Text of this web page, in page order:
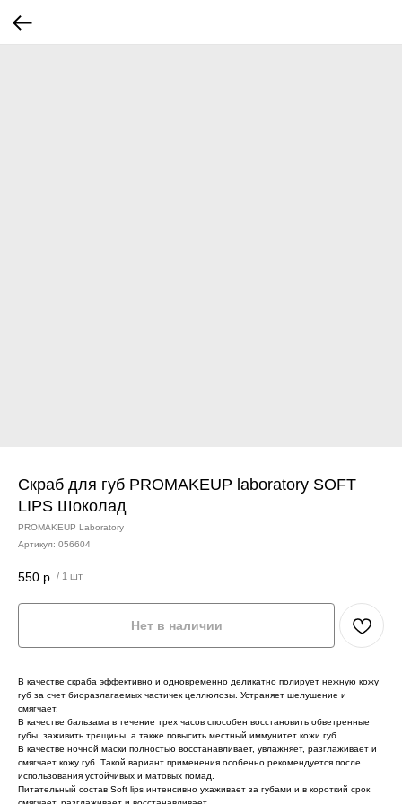
Скраб для губ PROMAKEUP laboratory SOFT
LIPS Шоколад
PROMAKEUP Laboratory
Артикул: 056604
550 р. / 1 шт
Нет в наличии
В качестве скраба эффективно и одновременно деликатно полирует нежную кожу
губ за счет биоразлагаемых частичек целлюлозы. Устраняет шелушение и
смягчает.
В качестве бальзама в течение трех часов способен восстановить обветренные
губы, заживить трещины, а также повысить местный иммунитет кожи губ.
В качестве ночной маски полностью восстанавливает, увлажняет, разглаживает и
смягчает кожу губ. Такой вариант применения особенно рекомендуется после
использования устойчивых и матовых помад.
Питательный состав Soft lips интенсивно ухаживает за губами и в короткий срок